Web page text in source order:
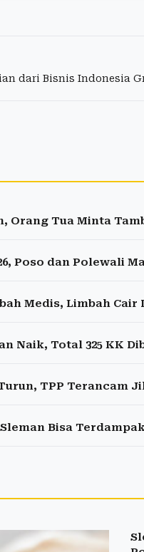
dari Bisnis Indonesia
Orang Tua Minta
Poso dan Polewali
Medis, Limbah
Naik, Total 325 KK
TPP Terancam
Bisa